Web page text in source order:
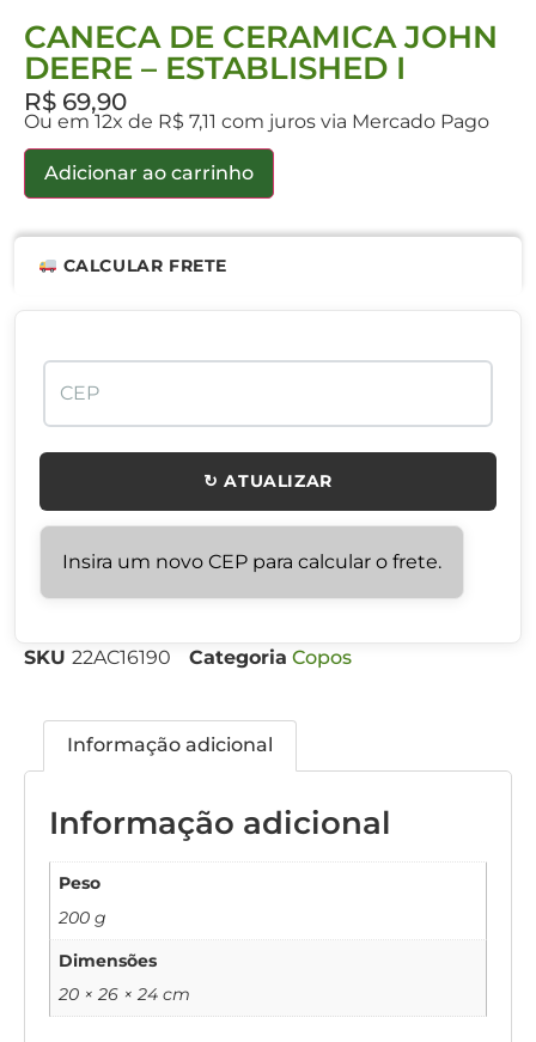
CANECA DE CERAMICA JOHN
DEERE – ESTABLISHED I
R$ 69,90
Ou em 12x de R$ 7,11 com juros via Mercado Pago
Adicionar ao carrinho
CALCULAR FRETE
↻ ATUALIZAR
Insira um novo CEP para calcular o frete.
SKU 22AC16190 Categoria Copos
Informação adicional
Informação adicional
Peso
200 g
Dimensões
20 × 26 × 24 cm